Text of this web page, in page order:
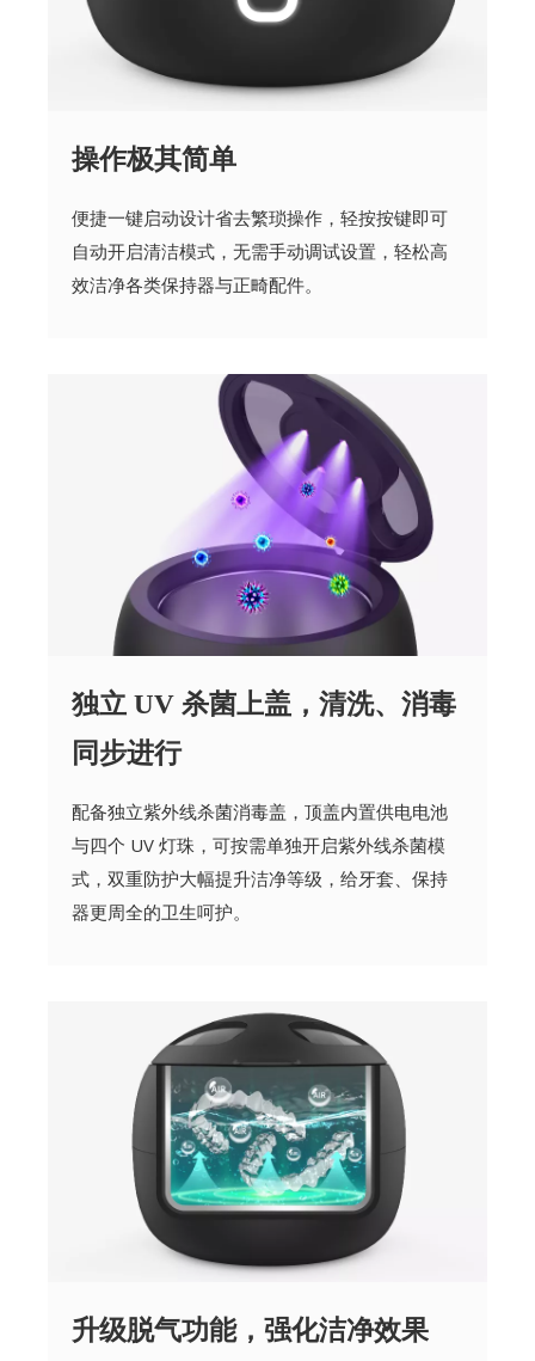
操作极其简单
便捷一键启动设计省去繁琐操作，轻按按键即可
自动开启清洁模式，无需手动调试设置，轻松高
效洁净各类保持器与正畸配件。
独立 UV 杀菌上盖，清洗、消毒
同步进行
配备独立紫外线杀菌消毒盖，顶盖内置供电电池
与四个 UV 灯珠，可按需单独开启紫外线杀菌模
式，双重防护大幅提升洁净等级，给牙套、保持
器更周全的卫生呵护。
升级脱气功能，强化洁净效果